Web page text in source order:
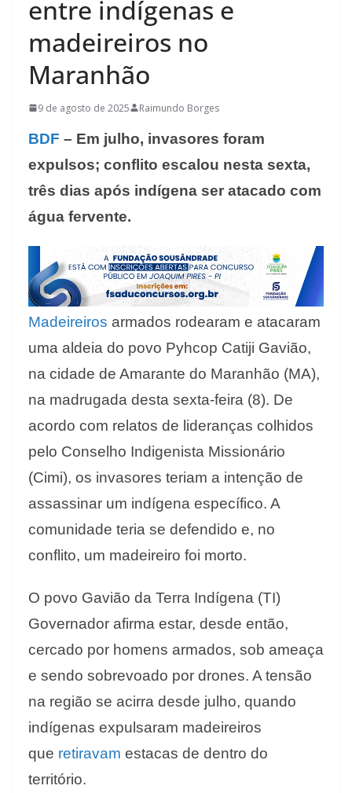
entre indígenas e
madeireiros no
Maranhão
9 de agosto de 2025 Raimundo Borges
BDF – Em julho, invasores foram
expulsos; conflito escalou nesta sexta,
três dias após indígena ser atacado com
água fervente.
Madeireiros armados rodearam e atacaram
uma aldeia do povo Pyhcop Catiji Gavião,
na cidade de Amarante do Maranhão (MA),
na madrugada desta sexta-feira (8). De
acordo com relatos de lideranças colhidos
pelo Conselho Indigenista Missionário
(Cimi), os invasores teriam a intenção de
assassinar um indígena específico. A
comunidade teria se defendido e, no
conflito, um madeireiro foi morto.
O povo Gavião da Terra Indígena (TI)
Governador afirma estar, desde então,
cercado por homens armados, sob ameaça
e sendo sobrevoado por drones. A tensão
na região se acirra desde julho, quando
indígenas expulsaram madeireiros
que retiravam estacas de dentro do
território.